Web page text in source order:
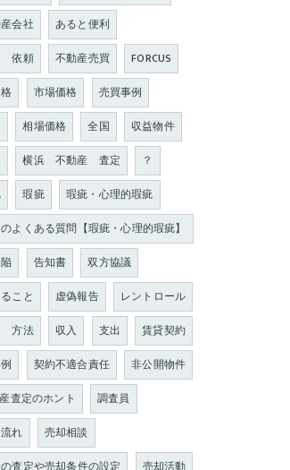
会社
あると便利
依頼
不動産売買
FORCUS
市場価格
売買事例
相場価格 全国
収益物件
横浜 不動産 査定
？
瑕疵
瑕疵・心理的瑕疵
よくある質問【瑕疵・心理的瑕疵】
告知書
双方協議
こと
虚偽報告
レントロール
方法
収入 支出
賃貸契約
契約不適合責任
非公開物件
査定のホント
調査員
れ
売却相談
査定や売却条件の設定
売却活動